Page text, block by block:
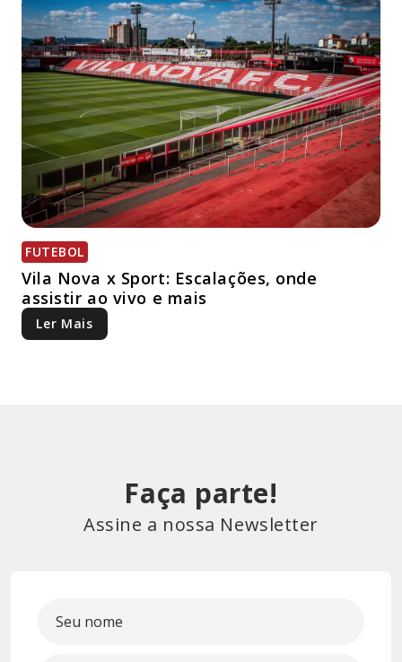
FUTEBOL
Vila Nova x Sport: Escalações, onde
assistir ao vivo e mais
Ler Mais
Faça parte!
Assine a nossa Newsletter